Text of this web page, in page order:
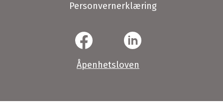
Personvernerklæring
Åpenhetsloven